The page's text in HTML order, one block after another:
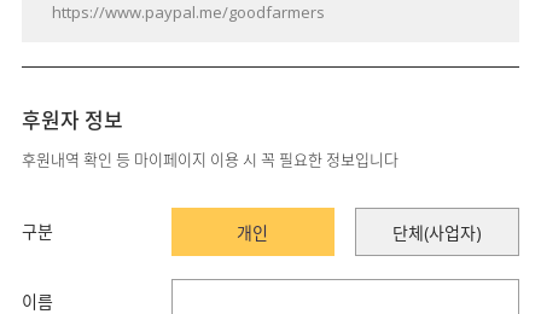
https://www.paypal.me/goodfarmers
후원자 정보
후원내역 확인 등 마이페이지 이용 시 꼭 필요한 정보입니다
구분 개인 단체(사업자)
이름